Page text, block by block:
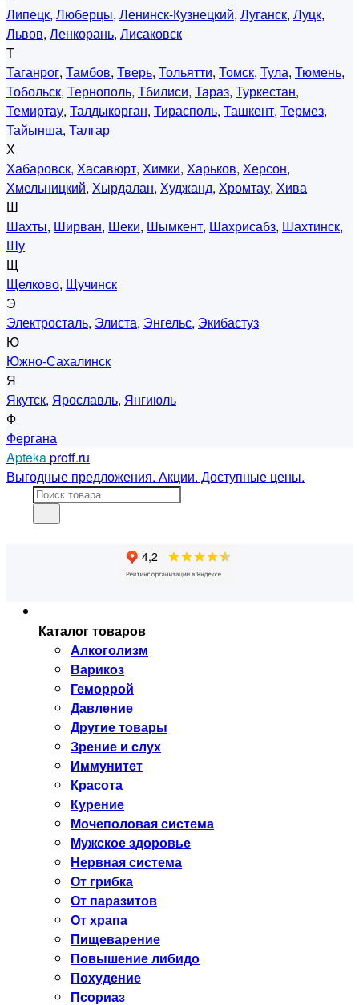
Липецк, Люберцы, Ленинск-Кузнецкий, Луганск, Луцк,
Львов, Ленкорань, Лисаковск
Т
Таганрог, Тамбов, Тверь, Тольятти, Томск, Тула, Тюмень,
Тобольск, Тернополь, Тбилиси, Тараз, Туркестан,
Темиртау, Талдыкорган, Тирасполь, Ташкент, Термез,
Тайынша, Талгар
Х
Хабаровск, Хасавюрт, Химки, Харьков, Херсон,
Хмельницкий, Хырдалан, Худжанд, Хромтау, Хива
Ш
Шахты, Ширван, Шеки, Шымкент, Шахрисабз, Шахтинск,
Шу
Щ
Щелково, Щучинск
Э
Электросталь, Элиста, Энгельс, Экибастуз
Ю
Южно-Сахалинск
Я
Якутск, Ярославль, Янгиюль
Ф
Фергана
Aptekaproff.ru
Выгодные предложения. Акции. Доступные цены.
Каталог товаров
Алкоголизм
Варикоз
Геморрой
Давление
Другие товары
Зрение и слух
Иммунитет
Красота
Курение
Мочеполовая система
Мужское здоровье
Нервная система
От грибка
От паразитов
От храпа
Пищеварение
Повышение либидо
Похудение
Псориаз